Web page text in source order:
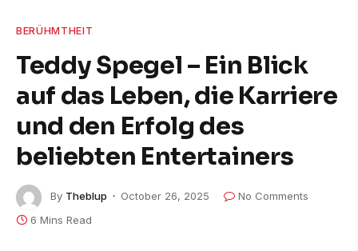
BERÜHMTHEIT
Teddy Spegel – Ein Blick
auf das Leben, die Karriere
und den Erfolg des
beliebten Entertainers
By Theblup October 26, 2025
No Comments
6 Mins Read